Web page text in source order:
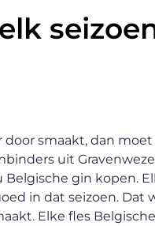
door smaakt, dan
uit
gin kopen.
in dat seizoen. Dat
Elke fles